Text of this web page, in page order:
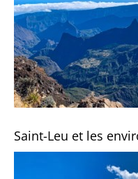
Saint-Leu et les